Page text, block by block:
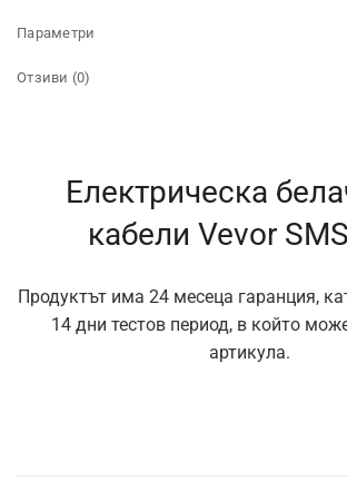
Параметри
Отзиви (0)
Електрическа
кабели Vevor
Продуктът има 24 месеца гаранция,
14 дни тестов период, в който
артикула.